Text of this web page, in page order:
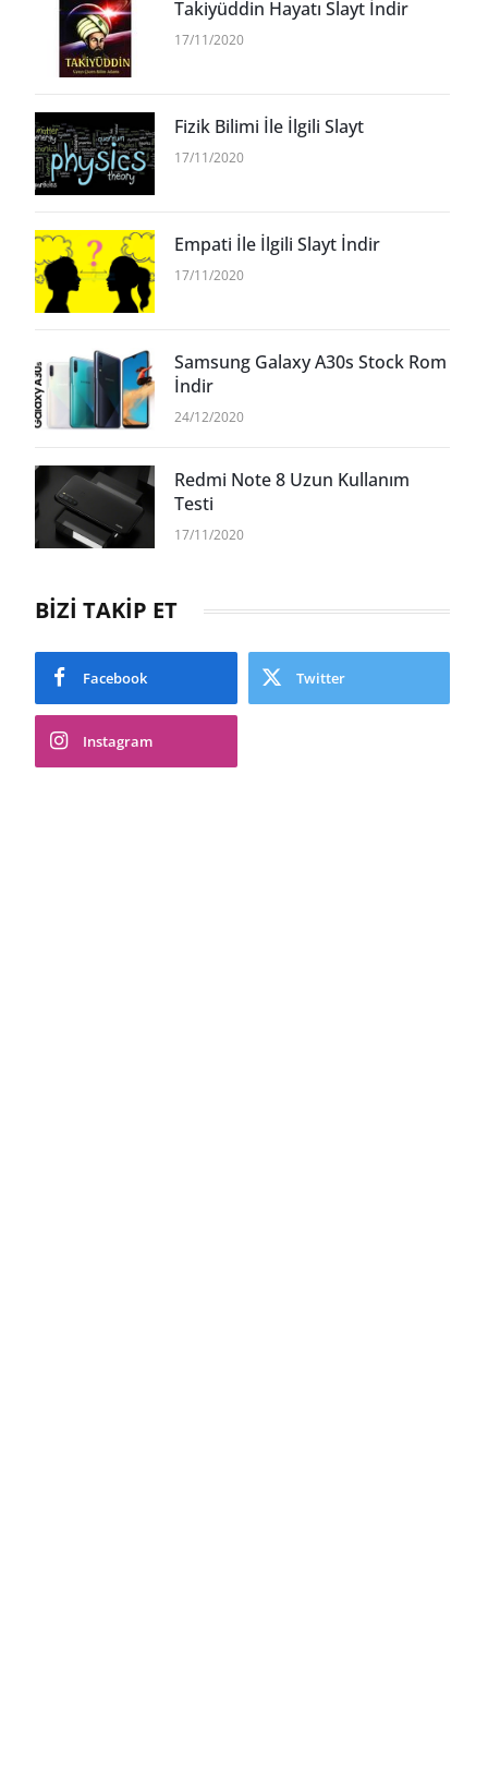
Takiyüddin Hayatı Slayt İndir
17/11/2020
Fizik Bilimi İle İlgili Slayt
17/11/2020
Empati İle İlgili Slayt İndir
17/11/2020
Samsung Galaxy A30s Stock Rom
İndir
24/12/2020
Redmi Note 8 Uzun Kullanım
Testi
17/11/2020
BİZİ TAKİP ET
Facebook Twitter
Instagram